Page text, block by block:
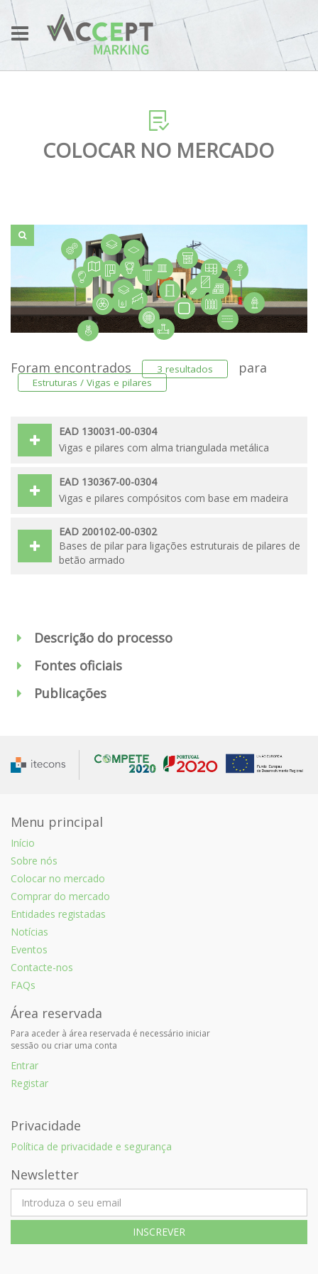
COLOCAR NO MERCADO
Foram encontrados 3 resultados para
Estruturas / Vigas e pilares
EAD 130031-00-0304
Vigas e pilares com alma triangulada metálica
EAD 130367-00-0304
Vigas e pilares compósitos com base em madeira
EAD 200102-00-0302
Bases de pilar para ligações estruturais de pilares de
betão armado
Descrição do processo
Fontes oficiais
Publicações
Menu principal
Início
Sobre nós
Colocar no mercado
Comprar do mercado
Entidades registadas
Notícias
Eventos
Contacte-nos
FAQs
Área reservada
Para aceder à área reservada é necessário iniciar
sessão ou criar uma conta
Entrar
Registar
Privacidade
Política de privacidade e segurança
Newsletter